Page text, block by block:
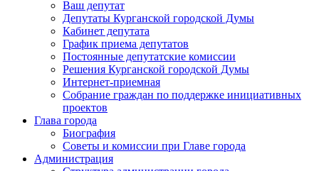
Ваш депутат
Депутаты Курганской городской Думы
Кабинет депутата
График приема депутатов
Постоянные депутатские комиссии
Решения Курганской городской Думы
Интернет-приемная
Собрание граждан по поддержке инициативных
проектов
Глава города
Биография
Советы и комиссии при Главе города
Администрация